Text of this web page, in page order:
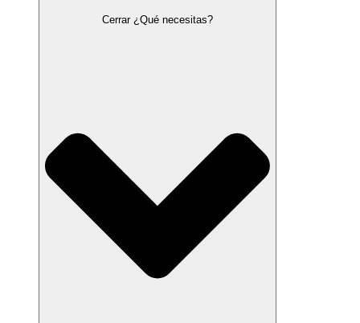
Cerrar ¿Qué necesitas?